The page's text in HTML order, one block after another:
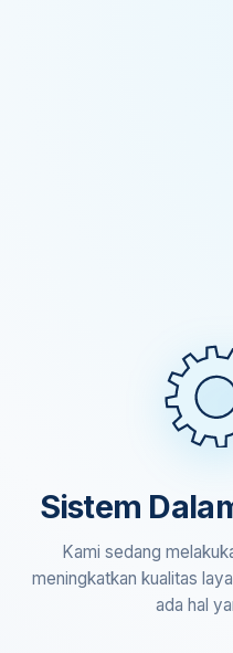
Sistem
Kami sedang
meningkatkan kualitas
ada hal